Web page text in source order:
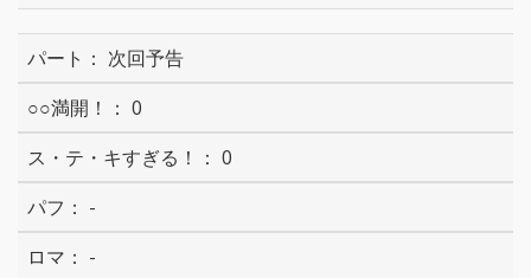
次回予告
0
0
-
-